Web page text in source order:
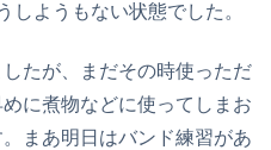
しようもない状態でした。
たが、まだその時使っただ
に煮物などに使ってしまお
まあ明日はバンド練習があ